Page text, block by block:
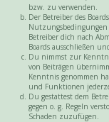
bzw. zu verwenden.
Der Betreiber des
Nutzungsbedingungen
Betreiber dich nach
Boards ausschließen
Du nimmst zur
von Beiträgen
Kenntnis genommen
und Funktionen
Du gestattest dem
gegen o. g. Regeln
Schaden zuzufügen.